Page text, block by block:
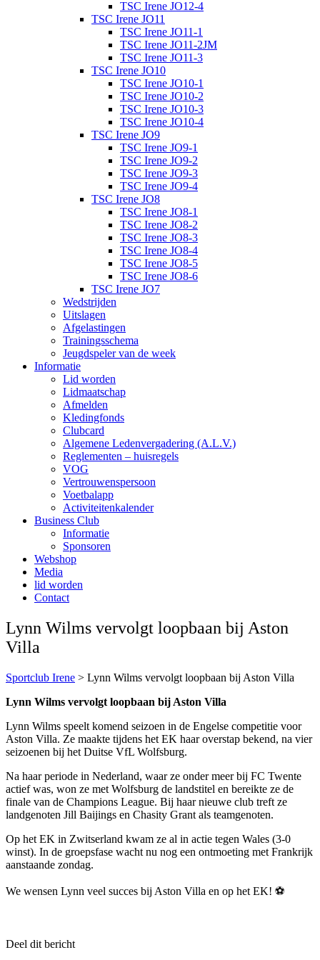
TSC Irene JO12-4
TSC Irene JO11
TSC Irene JO11-1
TSC Irene JO11-2JM
TSC Irene JO11-3
TSC Irene JO10
TSC Irene JO10-1
TSC Irene JO10-2
TSC Irene JO10-3
TSC Irene JO10-4
TSC Irene JO9
TSC Irene JO9-1
TSC Irene JO9-2
TSC Irene JO9-3
TSC Irene JO9-4
TSC Irene JO8
TSC Irene JO8-1
TSC Irene JO8-2
TSC Irene JO8-3
TSC Irene JO8-4
TSC Irene JO8-5
TSC Irene JO8-6
TSC Irene JO7
Wedstrijden
Uitslagen
Afgelastingen
Trainingsschema
Jeugdspeler van de week
Informatie
Lid worden
Lidmaatschap
Afmelden
Kledingfonds
Clubcard
Algemene Ledenvergadering (A.L.V.)
Reglementen – huisregels
VOG
Vertrouwenspersoon
Voetbalapp
Activiteitenkalender
Business Club
Informatie
Sponsoren
Webshop
Media
lid worden
Contact
Lynn Wilms vervolgt loopbaan bij Aston
Villa
Sportclub Irene > Lynn Wilms vervolgt loopbaan bij Aston Villa
Lynn Wilms vervolgt loopbaan bij Aston Villa
Lynn Wilms speelt komend seizoen in de Engelse competitie voor
Aston Villa. Ze maakte tijdens het EK haar overstap bekend, na vier
seizoenen bij het Duitse VfL Wolfsburg.
Na haar periode in Nederland, waar ze onder meer bij FC Twente
actief was, won ze met Wolfsburg de landstitel en bereikte ze de
finale van de Champions League. Bij haar nieuwe club treft ze
landgenoten Jill Baijings en Chasity Grant als teamgenoten.
Op het EK in Zwitserland kwam ze al in actie tegen Wales (3-0
winst). In de groepsfase wacht nu nog een ontmoeting met Frankrijk
aanstaande zondag.
We wensen Lynn veel succes bij Aston Villa en op het EK! ⚽
Deel dit bericht